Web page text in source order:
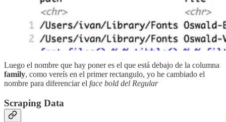
Luego el nombre que hay poner es el que está debajo de la columna
family, como vereís en el primer rectangulo, yo he cambiado el
nombre para diferenciar el face bold del Regular
Scraping Data